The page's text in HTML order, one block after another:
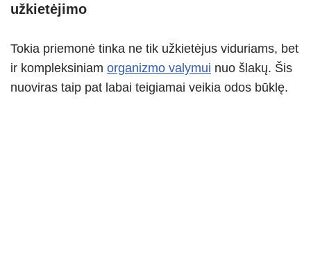
užkietėjimo
Tokia priemonė tinka ne tik užkietėjus viduriams, bet
ir kompleksiniam organizmo valymui nuo šlakų. Šis
nuoviras taip pat labai teigiamai veikia odos būklę.